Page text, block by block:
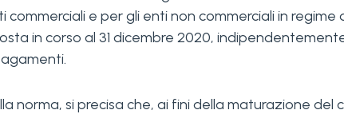
commerciali e per gli enti non commerciali in
in corso al 31 dicembre 2020,
norma, si precisa che, ai fini della maturazione del